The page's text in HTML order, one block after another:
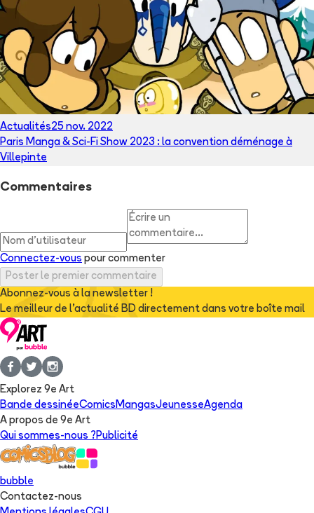
Actualités25 nov. 2022
Paris Manga & Sci-Fi Show 2023 : la convention déménage à
Villepinte
Commentaires
Connectez-vous pour commenter
Poster le premier commentaire
Abonnez-vous à la newsletter !
Le meilleur de l'actualité BD directement dans votre boîte mail
Explorez 9e Art
Bande dessinéeComicsMangasJeunesseAgenda
A propos de 9e Art
Qui sommes-nous ?Publicité
bubble
Contactez-nous